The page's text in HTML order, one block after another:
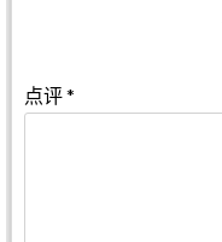
点评*